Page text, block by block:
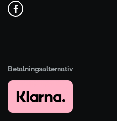
Betalningsalternativ